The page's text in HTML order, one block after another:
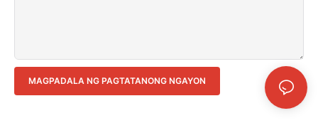
MAGPADALA NG PAGTATANONG NGAYON